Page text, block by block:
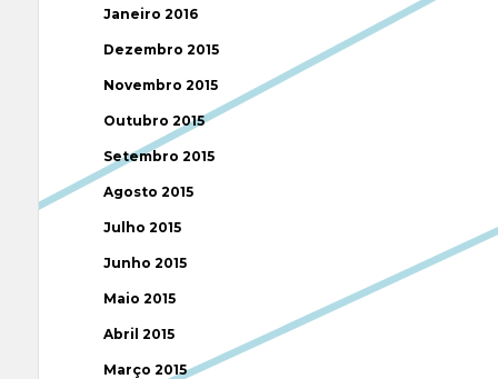
Janeiro 2016
Dezembro 2015
Novembro 2015
Outubro 2015
Setembro 2015
Agosto 2015
Julho 2015
Junho 2015
Maio 2015
Abril 2015
Março 2015